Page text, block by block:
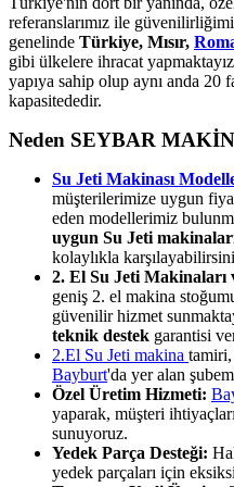
referanslarımız ile
genelinde Türkiye, Mısır,
gibi ülkelere ihracat
yapıya sahip olup aynı anda 20
kapasitededir.
Neden SEYBAR
Su Jeti Makinası
müşterilerimize uygun
eden modellerimiz
uygun Su Jeti
kolaylıkla
2. El Su Jeti Makinaları
geniş 2. el makina
güvenilir hizmet
teknik destek garantisi
2.El Su Jeti makina tamiri,
Bayburt'da yer alan
Özel Üretim Hizmeti:
yaparak, müşteri
sunuyoruz.
Yedek Parça Desteği:
yedek parçaları için